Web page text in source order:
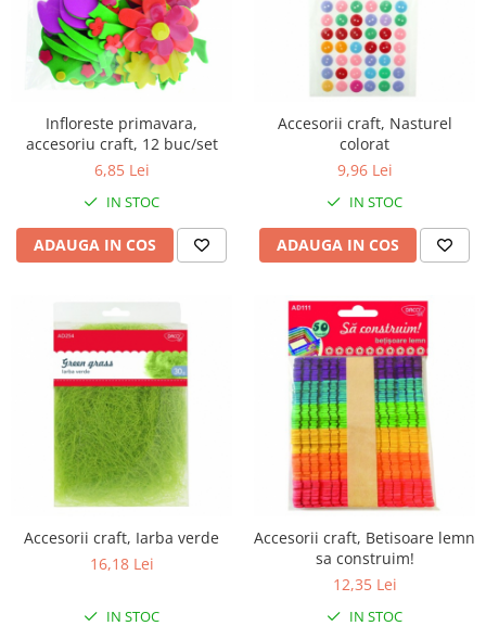
Infloreste primavara,
accesoriu craft, 12 buc/set
6,85 Lei
IN STOC
ADAUGA IN COS
Accesorii craft, Nasturel
colorat
9,96 Lei
IN STOC
ADAUGA IN COS
Accesorii craft, Iarba verde
16,18 Lei
IN STOC
Accesorii craft, Betisoare lemn
sa construim!
12,35 Lei
IN STOC